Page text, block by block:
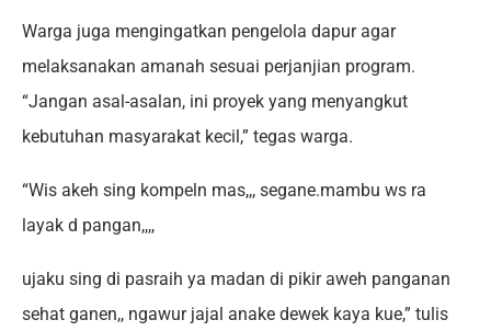
Warga juga mengingatkan pengelola dapur agar
melaksanakan amanah sesuai perjanjian program.
“Jangan asal-asalan, ini proyek yang menyangkut
kebutuhan masyarakat kecil,” tegas warga.
“Wis akeh sing kompeln mas,,, segane.mambu ws ra
layak d pangan,,,,
ujaku sing di pasraih ya madan di pikir aweh panganan
sehat ganen,, ngawur jajal anake dewek kaya kue,” tulis